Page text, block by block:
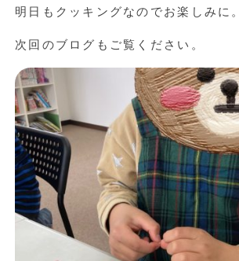
明日もクッキングなのでお楽しみに。
次回のブログもご覧ください。